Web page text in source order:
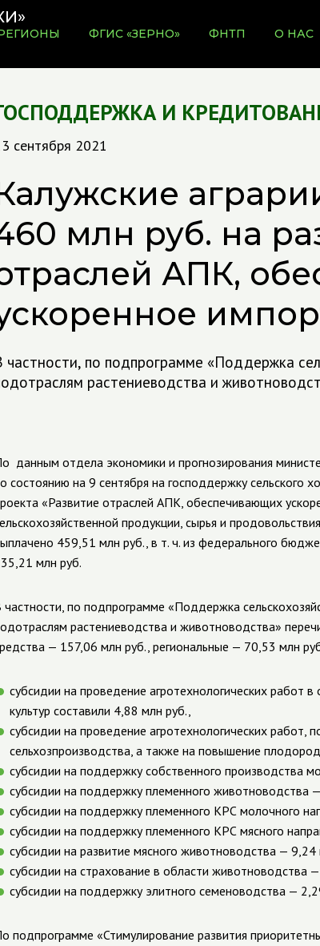
ФГИС «ЗЕРНО» ФНТП О НАС
И
сентября 2021
млн руб. на
АПК,
частности, по подпрограмме «Поддержка
растениеводства и
данным отдела экономики и прогнозирования
состоянию на 9 сентября на господдержку сельского
«Развитие отраслей АПК, обеспечивающих
продукции, сырья и
459,51 млн руб., в т. ч. из федерального
млн руб.
частности, по подпрограмме «Поддержка
растениеводства и животноводства»
— 157,06 млн руб., региональные — 70,53 млн
субсидии на проведение агротехнологических работ
культур составили 4,88 млн руб.,
субсидии на проведение агротехнологических работ,
сельхозпроизводства, а также на повышение
субсидии на поддержку собственного производства
субсидии на поддержку племенного животноводства
субсидии на поддержку племенного КРС молочного
субсидии на поддержку племенного КРС мясного
субсидии на развитие мясного животноводства — 9,24
субсидии на страхование в области животноводства
субсидии на поддержку элитного семеноводства —
подпрограмме «Стимулирование развития